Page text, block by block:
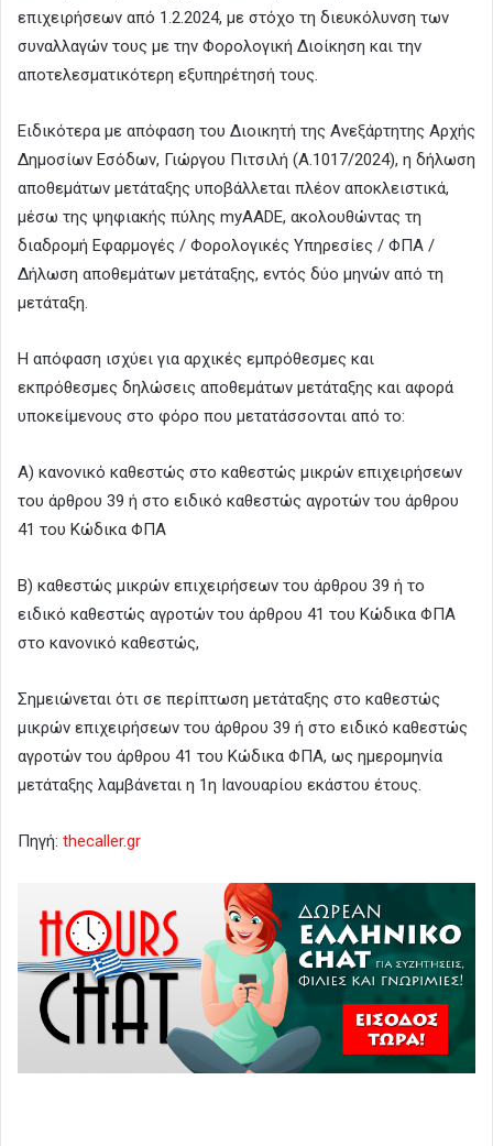
επιχειρήσεων από 1.2.2024, με στόχο τη διευκόλυνση των
συναλλαγών τους με την Φορολογική Διοίκηση και την
αποτελεσματικότερη εξυπηρέτησή τους.
Ειδικότερα με απόφαση του Διοικητή της Ανεξάρτητης Αρχής
Δημοσίων Εσόδων, Γιώργου Πιτσιλή (Α.1017/2024), η δήλωση
αποθεμάτων μετάταξης υποβάλλεται πλέον αποκλειστικά,
μέσω της ψηφιακής πύλης myAADE, ακολουθώντας τη
διαδρομή Εφαρμογές / Φορολογικές Υπηρεσίες / ΦΠΑ /
Δήλωση αποθεμάτων μετάταξης, εντός δύο μηνών από τη
μετάταξη.
Η απόφαση ισχύει για αρχικές εμπρόθεσμες και
εκπρόθεσμες δηλώσεις αποθεμάτων μετάταξης και αφορά
υποκείμενους στο φόρο που μετατάσσονται από το:
Α) κανονικό καθεστώς στο καθεστώς μικρών επιχειρήσεων
του άρθρου 39 ή στο ειδικό καθεστώς αγροτών του άρθρου
41 του Κώδικα ΦΠΑ
Β) καθεστώς μικρών επιχειρήσεων του άρθρου 39 ή το
ειδικό καθεστώς αγροτών του άρθρου 41 του Κώδικα ΦΠΑ
στο κανονικό καθεστώς,
Σημειώνεται ότι σε περίπτωση μετάταξης στο καθεστώς
μικρών επιχειρήσεων του άρθρου 39 ή στο ειδικό καθεστώς
αγροτών του άρθρου 41 του Κώδικα ΦΠΑ, ως ημερομηνία
μετάταξης λαμβάνεται η 1η Ιανουαρίου εκάστου έτους.
Πηγή: thecaller.gr